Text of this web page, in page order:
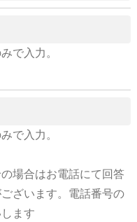
で入力。
で入力。
場合はお電話にて回答
ざいます。電話番号の
ます